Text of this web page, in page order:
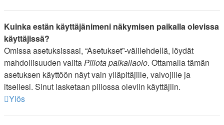
Kuinka estän käyttäjänimeni näkymisen paikalla olevissa
käyttäjissä?
Omissa asetuksissasi, “Asetukset”-välilehdellä, löydät
mahdollisuuden valitaPiilota paikallaolo. Ottamalla tämän
asetuksen käyttöön näyt vain ylläpitäjille, valvojille ja
itsellesi. Sinut lasketaan piilossa oleviin käyttäjiin.
Ylös